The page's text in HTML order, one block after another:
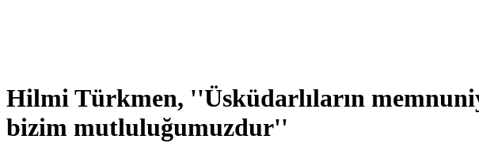
Hilmi Türkmen, ''Üsküdarlıların
bizim mutluluğumuzdur''